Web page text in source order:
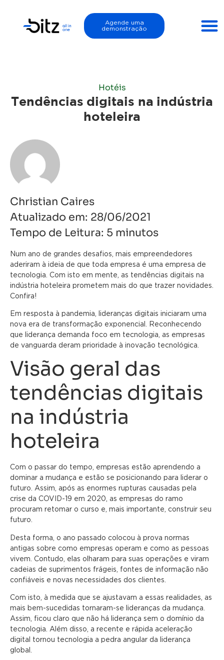
Agende uma
demonstração
Hotéis
Tendências digitais na indústria
hoteleira
Christian Caires
Atualizado em: 28/06/2021
Tempo de Leitura: 5 minutos
Num ano de grandes desafios, mais empreendedores
aderiram à ideia de que toda empresa é uma empresa de
tecnologia. Com isto em mente, as tendências digitais na
indústria hoteleira prometem mais do que trazer novidades.
Confira!
Em resposta à pandemia, lideranças digitais iniciaram uma
nova era de transformação exponencial. Reconhecendo
que liderança demanda foco em tecnologia, as empresas
de vanguarda deram prioridade à inovação tecnológica.
Visão geral das
tendências digitais
na indústria
hoteleira
Com o passar do tempo, empresas estão aprendendo a
dominar a mudança e estão se posicionando para liderar o
futuro. Assim, após as enormes rupturas causadas pela
crise da COVID-19 em 2020, as empresas do ramo
procuram retomar o curso e, mais importante, construir seu
futuro.
Desta forma, o ano passado colocou à prova normas
antigas sobre como empresas operam e como as pessoas
vivem. Contudo, elas olharam para suas operações e viram
cadeias de suprimentos frágeis, fontes de informação não
confiáveis e novas necessidades dos clientes.
Com isto, à medida que se ajustavam a essas realidades, as
mais bem-sucedidas tornaram-se lideranças da mudança.
Assim, ficou claro que não há liderança sem o domínio da
tecnologia. Além disso, a recente e rápida aceleração
digital tornou tecnologia a pedra angular da liderança
global.